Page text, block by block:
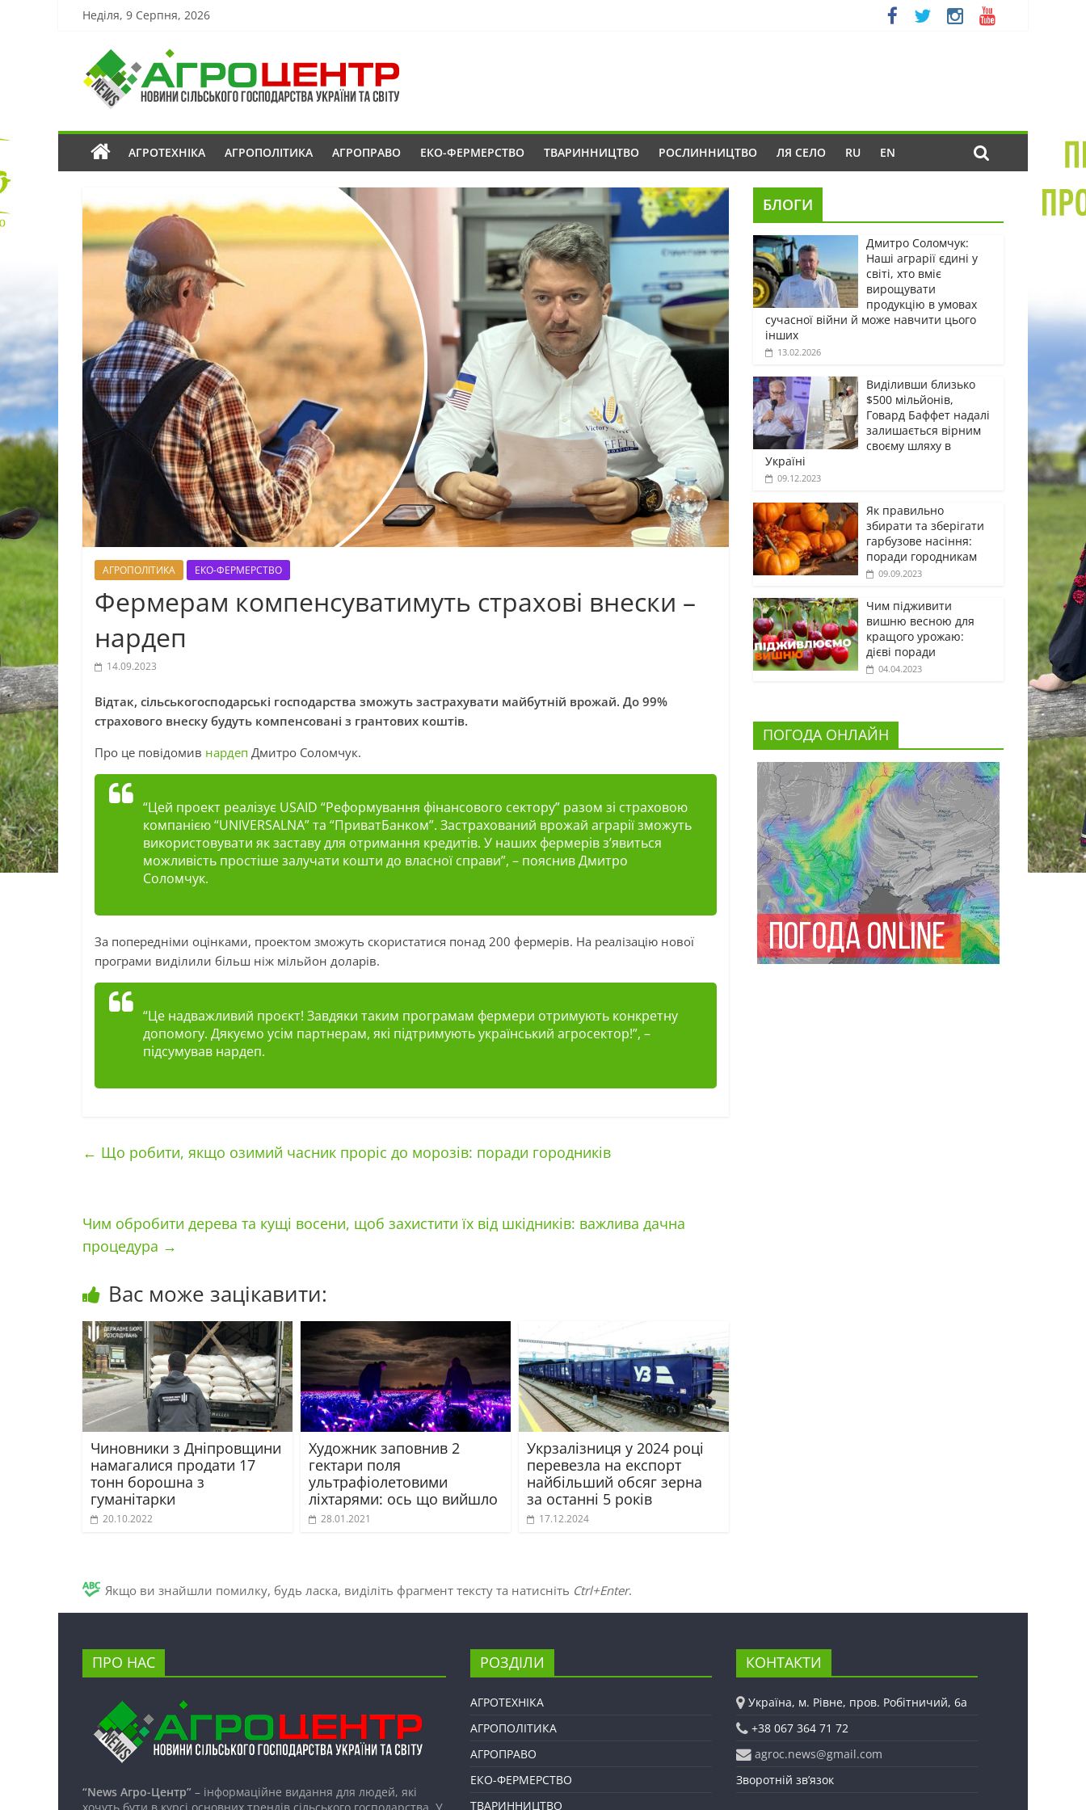
Неділя, 9 Серпня, 2026
АГРОТЕХНІКА АГРОПОЛІТИКА АГРОПРАВО ЕКО-ФЕРМЕРСТВО ТВАРИННИЦТВО РОСЛИННИЦТВО ЛЯ СЕЛО RU EN
АГРОПОЛІТИКА ЕКО-ФЕРМЕРСТВО
Фермерам компенсуватимуть страхові внески –
нардеп
14.09.2023
Відтак, сільськогосподарські господарства зможуть застрахувати майбутній врожай. До 99%
страхового внеску будуть компенсовані з грантових коштів.
Про це повідомив нардеп Дмитро Соломчук.
“Цей проект реалізує USAID “Реформування фінансового сектору” разом зі страховою
компанією “UNIVERSALNA” та “ПриватБанком”. Застрахований врожай аграрії зможуть
використовувати як заставу для отримання кредитів. У наших фермерів зʼявиться
можливість простіше залучати кошти до власної справи”, – пояснив Дмитро
Соломчук.
За попередніми оцінками, проектом зможуть скористатися понад 200 фермерів. На реалізацію нової
програми виділили більш ніж мільйон доларів.
“Це надважливий проєкт! Завдяки таким програмам фермери отримують конкретну
допомогу. Дякуємо усім партнерам, які підтримують український агросектор!”, –
підсумував нардеп.
← Що робити, якщо озимий часник проріс до морозів: поради городників
Чим обробити дерева та кущі восени, щоб захистити їх від шкідників: важлива дачна
процедура →
Вас може зацікавити:
Чиновники з Дніпровщини
намагалися продати 17
тонн борошна з
гуманітарки
20.10.2022
Художник заповнив 2
гектари поля
ультрафіолетовими
ліхтарями: ось що вийшло
28.01.2021
Укрзалізниця у 2024 році
перевезла на експорт
найбільший обсяг зерна
за останні 5 років
17.12.2024
БЛОГИ
Дмитро Соломчук:
Наші аграрії єдині у
світі, хто вміє
вирощувати
продукцію в умовах
сучасної війни й може навчити цього
інших
13.02.2026
Виділивши близько
$500 мільйонів,
Говард Баффет надалі
залишається вірним
своєму шляху в
Україні
09.12.2023
Як правильно
збирати та зберігати
гарбузове насіння:
поради городникам
09.09.2023
Чим підживити
вишню весною для
кращого урожаю:
дієві поради
04.04.2023
ПОГОДА ОНЛАЙН
Якщо ви знайшли помилку, будь ласка, виділіть фрагмент тексту та натисніть Ctrl+Enter.
ПРО НАС
“News Агро-Центр” – інформаційне видання для людей, які
хочуть бути в курсі основних трендів сільського господарства. У
РОЗДІЛИ
АГРОТЕХНІКА
АГРОПОЛІТИКА
АГРОПРАВО
ЕКО-ФЕРМЕРСТВО
ТВАРИННИЦТВО
КОНТАКТИ
Україна, м. Рівне, пров. Робітничий, 6а
+38 067 364 71 72
agroc.news@gmail.com
Зворотній зв’язок